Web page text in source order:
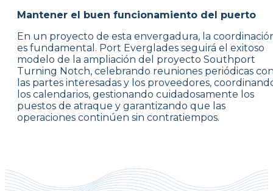
Mantener el buen funcionamiento del puerto
En un proyecto de esta envergadura, la
es fundamental. Port Everglades seguirá el exitoso
modelo de la ampliación del proyecto Southport
Turning Notch, celebrando reuniones periódicas
las partes interesadas y los proveedores,
los calendarios, gestionando cuidadosamente los
puestos de atraque y garantizando que las
operaciones continúen sin contratiempos.